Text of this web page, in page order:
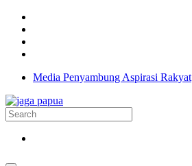
Media Penyambung Aspirasi Rakyat